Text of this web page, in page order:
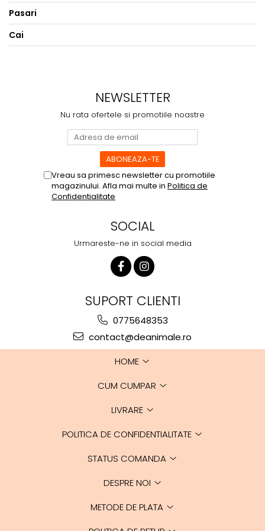
Pasari
Cai
NEWSLETTER
Nu rata ofertele si promotiile noastre
Vreau sa primesc newsletter cu promotiile
magazinului. Afla mai multe in Politica de
Confidentialitate
SOCIAL
Urmareste-ne in social media
SUPORT CLIENTI
0775648353
contact@deanimale.ro
HOME
CUM CUMPAR
LIVRARE
POLITICA DE CONFIDENTIALITATE
STATUS COMANDA
DESPRE NOI
METODE DE PLATA